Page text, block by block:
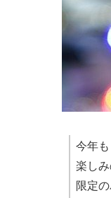
今年
楽し
限定